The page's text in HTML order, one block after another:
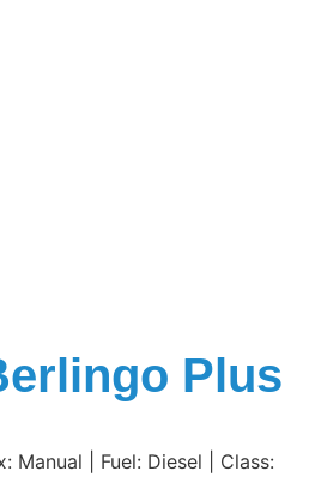
Plus
Manual | Fuel: Diesel | Class: